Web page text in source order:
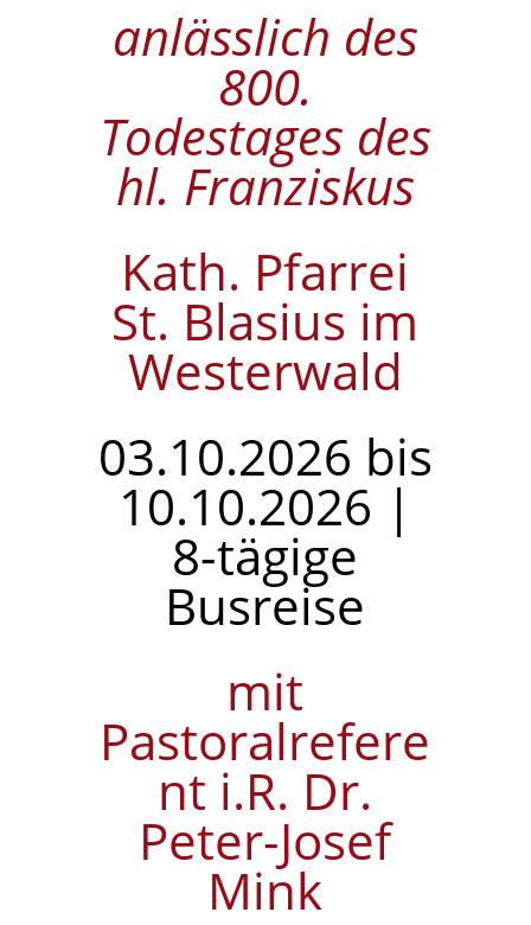
anlässlich des
800.
Todestages des
hl. Franziskus
Kath. Pfarrei
St. Blasius im
Westerwald
03.10.2026 bis
10.10.2026 |
8-tägige
Busreise
mit
Pastoralrefere
nt i.R. Dr.
Peter-Josef
Mink